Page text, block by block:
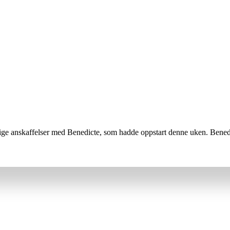
anskaffelser med Benedicte, som hadde oppstart denne uken.